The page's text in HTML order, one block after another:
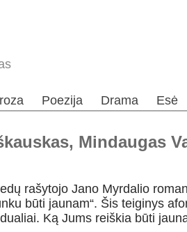
Poezija Drama Esė
Mindaugas
rašytojo Jano Myrdalio
būti jaunam“. Šis teiginys
Ką Jums reiškia būti